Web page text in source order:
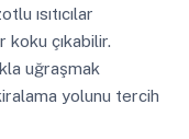
ısıtıcılar
koku çıkabilir.
uğraşmak
yolunu tercih